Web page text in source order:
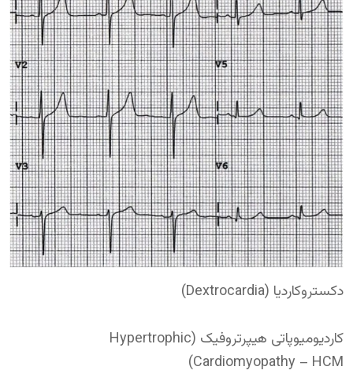
دکستروکاردیا (Dextrocardia)
کاردیومیوپاتی هیپرتروفیک (Hypertrophic
Cardiomyopathy – HCM)